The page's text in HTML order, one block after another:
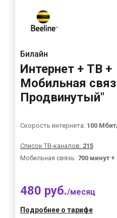
Билайн
Интернет + ТВ +
Мобильная
Продвинутый"
Скорость интернета: 100
Список ТВ-каналов: 215
Мобильная связь: 700 минут +
480 руб./месяц
Подробнее о тарифе